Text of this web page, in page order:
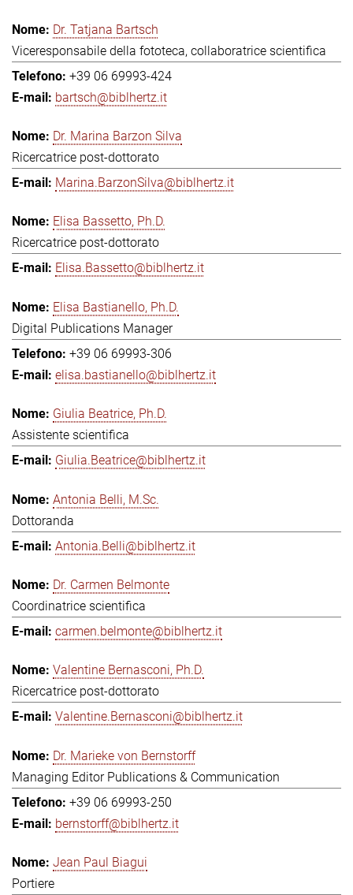
Dr. Tatjana Bartsch
Viceresponsabile della fototeca, collaboratrice scientifica
+39 06 69993-424
bartsch@biblhertz.it
Dr. Marina Barzon Silva
Ricercatrice post-dottorato
Marina.BarzonSilva@biblhertz.it
Elisa Bassetto, Ph.D.
Ricercatrice post-dottorato
Elisa.Bassetto@biblhertz.it
Elisa Bastianello, Ph.D.
Digital Publications Manager
+39 06 69993-306
elisa.bastianello@biblhertz.it
Giulia Beatrice, Ph.D.
Assistente scientifica
Giulia.Beatrice@biblhertz.it
Antonia Belli, M.Sc.
Dottoranda
Antonia.Belli@biblhertz.it
Dr. Carmen Belmonte
Coordinatrice scientifica
carmen.belmonte@biblhertz.it
Valentine Bernasconi, Ph.D.
Ricercatrice post-dottorato
Valentine.Bernasconi@biblhertz.it
Dr. Marieke von Bernstorff
Managing Editor Publications & Communication
+39 06 69993-250
bernstorff@biblhertz.it
Jean Paul Biagui
Portiere